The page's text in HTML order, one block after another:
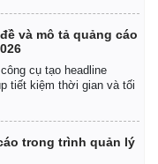
sự - Quốc phòng
và mô tả quảng cáo
cụ tạo headline
tiết kiệm thời gian và tối
trong trình quản lý